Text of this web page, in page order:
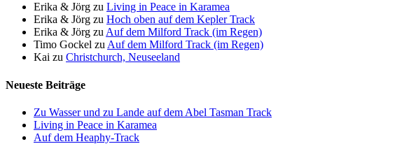
Erika & Jörg zu Living in Peace in Karamea
Erika & Jörg zu Hoch oben auf dem Kepler Track
Erika & Jörg zu Auf dem Milford Track (im Regen)
Timo Gockel zu Auf dem Milford Track (im Regen)
Kai zu Christchurch, Neuseeland
Neueste Beiträge
Zu Wasser und zu Lande auf dem Abel Tasman Track
Living in Peace in Karamea
Auf dem Heaphy-Track